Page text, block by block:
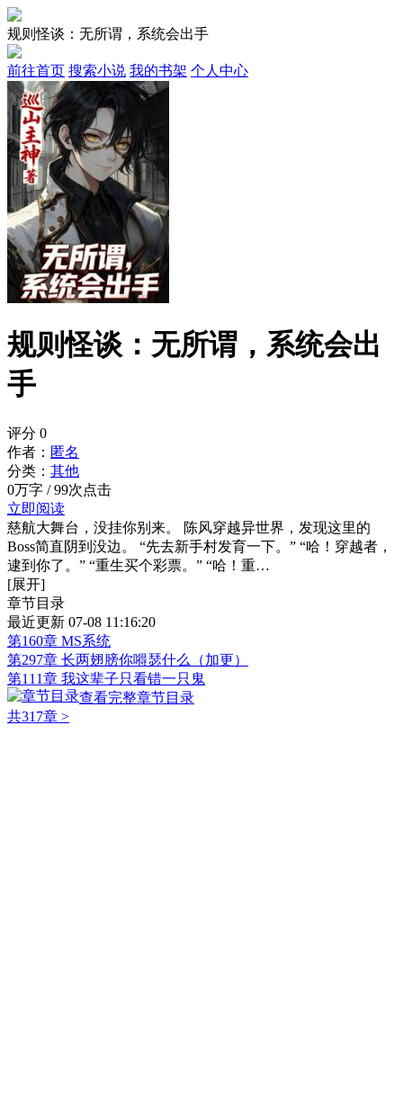
规则怪谈：无所谓，系统会出手
前往首页 搜索小说 我的书架 个人中心
规则怪谈：无所谓，系统会出
手
评分 0
作者： 匿名
分类： 其他
0万字 / 99次点击
立即阅读
慈航大舞台，没挂你别来。 陈风穿越异世界，发现这里的
Boss简直阴到没边。 “先去新手村发育一下。” “哈！穿越者，
逮到你了。” “重生买个彩票。” “哈！重…
[展开]
章节目录
最近更新 07-08 11:16:20
第160章 MS系统
第297章 长两翅膀你嘚瑟什么（加更）
第111章 我这辈子只看错一只鬼
查看完整章节目录
共317章 >